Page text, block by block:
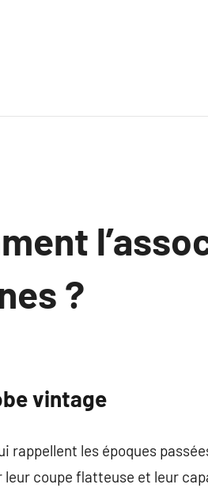
?
vintage
rappellent les époques
coupe flatteuse et leur